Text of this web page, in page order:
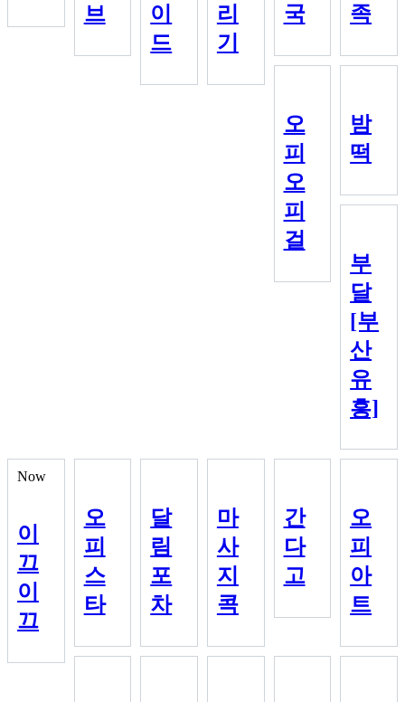
브
이
드
리
기
국
족
오
피
오
피
걸
밤
떡
부
달
[부
산
유
흥]
Now
이
끄
이
끄
오
피
스
타
달
림
포
차
마
사
지
콕
간
다
고
오
피
아
트